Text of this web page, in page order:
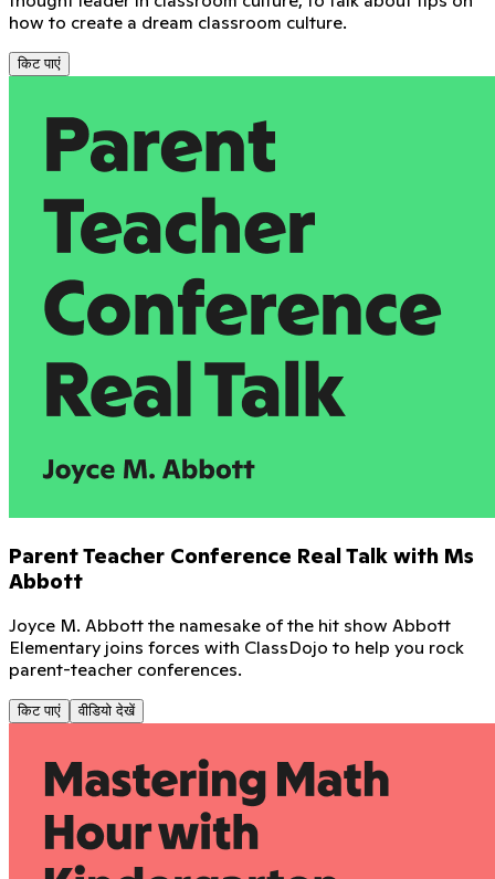
how to create a dream classroom culture.
किट पाएं
Parent Teacher Conference Real Talk with Ms
Abbott
Joyce M. Abbott the namesake of the hit show Abbott
Elementary joins forces with ClassDojo to help you rock
parent-teacher conferences.
किट पाएं वीडियो देखें